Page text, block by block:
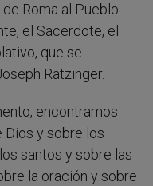
Roma al Pueblo
el Sacerdote, el
que se
Ratzinger.
encontramos
Dios y sobre los
santos y sobre las
la oración y sobre